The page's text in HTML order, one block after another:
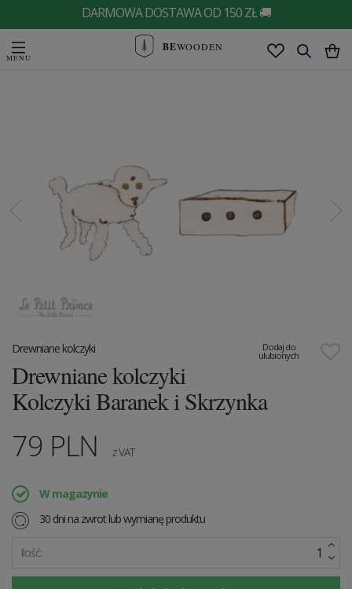
DARMOWA DOSTAWA OD 150 ZŁ 🚚
BEWOODEN
Dodaj do
ulubionych
Drewniane kolczyki
Drewniane kolczyki
Kolczyki Baranek i Skrzynka
79 PLN z VAT
W magazynie
30 dni na zwrot lub wymianę produktu
Ilość: